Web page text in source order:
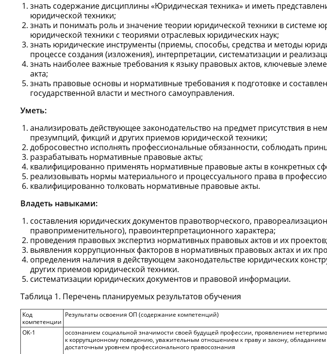
знать содержание дисциплины «Юридическая техника» и иметь
юридической техники;
знать и понимать роль и значение теории юридической техники в системе
юридической техники с теориями отраслевых юридических наук;
знать юридические инструменты (приемы, способы, средства и методы
процессе создания (изложения), интерпретации, систематизации и
знать наиболее важные требования к языку правовых актов, ключевые
акта;
знать правовые основы и нормативные требования к подготовке и
государственной власти и местного самоуправления.
Уметь:
анализировать действующее законодательство на предмет присутствия в
презумпций, фикций и других приемов юридической техники;
добросовестно исполнять профессиональные обязанности, соблюдать
разрабатывать нормативные правовые акты;
квалифицированно применять нормативные правовые акты в конкретных
реализовывать нормы материального и процессуального права в
квалифицированно толковать нормативные правовые акты.
Владеть навыками:
составления юридических документов правотворческого,
правоприменительного), правоинтерпретационного характера;
проведения правовых экспертиз нормативных правовых актов и их проектов;
выявления коррупционных факторов в нормативных правовых актах и их
определения наличия в действующем законодательстве юридических
других приемов юридической техники.
систематизации юридических документов и правовой информации.
Таблица 1. Перечень планируемых результатов обучения
Код
компетенции
Результаты освоения ОП (содержание компетенций)
ОК-1
осознанием социальной значимости своей будущей профессии, проявлением
к коррупционному поведению, уважительным отношением к праву и закону, обладанием
достаточным уровнем профессионального правосознания